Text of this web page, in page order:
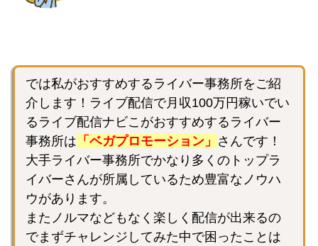
では私がおすすめするライバー事務所をご紹
介します！ライブ配信で月収100万円稼いでい
るライブ配信ナビこがおすすめするライバー
事務所は 「ベガプロモーション」 さんです！
大手ライバー事務所でかなり多くのトップラ
イバーさんが所属しているため豊富なノウハ
ウがあります。
またノルマなどもなく楽しく配信が出来るの
でまずチャレンジしてみた中で困ったことは